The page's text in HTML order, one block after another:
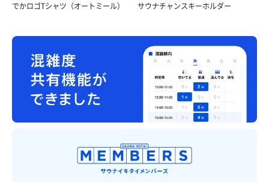
でかロゴTシャツ（オートミール） サウナチャンスキーホルダー